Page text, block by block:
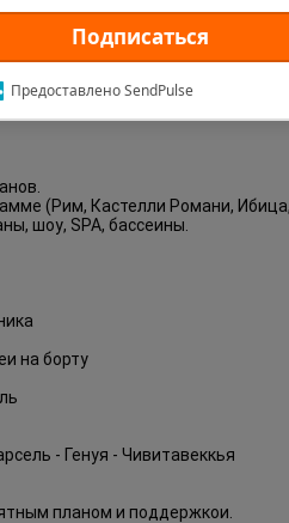
Подписаться
Предоставлено SendPulse
Формат, где голова
(Рим, Кастелли Романи, Ибица,
шоу, SPA, бассеины.
на борту
- Генуя - Чивитавеккья
планом и поддержкои.